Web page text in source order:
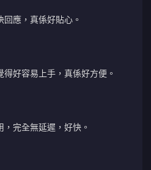
應，真係好貼心。
好容易上手，真係好方便。
完全無延遲，好快。